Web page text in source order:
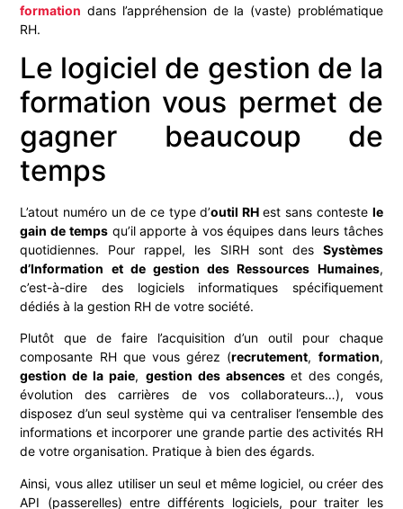
formation dans l’appréhension de la (vaste) problématique
RH.
Le logiciel de gestion de la
formation vous permet de
gagner beaucoup de
temps
L’atout numéro un de ce type d’outil RHest sans conteste le
gain de tempsqu’il apporte à vos équipes dans leurs tâches
quotidiennes. Pour rappel, les SIRH sont des Systèmes
d’Information et de gestion des Ressources Humaines,
c’est-à-dire des logiciels informatiques spécifiquement
dédiés à la gestion RH de votre société.
Plutôt que de faire l’acquisition d’un outil pour chaque
composante RH que vous gérez (recrutement, formation,
gestion de la paie, gestion des absences et des congés,
évolution des carrières de vos collaborateurs…), vous
disposez d’un seul système qui va centraliser l’ensemble des
informations et incorporer une grande partie des activités RH
de votre organisation. Pratique à bien des égards.
Ainsi, vous allez utiliser un seul et même logiciel, ou créer des
API (passerelles) entre différents logiciels, pour traiter les